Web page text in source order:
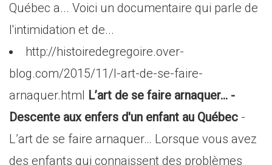
Québec a... Voici un documentaire qui parle de
l'intimidation et de...
http://histoiredegregoire.over-
blog.com/2015/11/l-art-de-se-faire-
arnaquer.html L’art de se faire arnaquer… -
Descente aux enfers d'un enfant au Québec -
L’art de se faire arnaquer… Lorsque vous avez
des enfants qui connaissent des problèmes